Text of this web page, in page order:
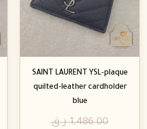
SAINT LAURENT YSL-plaque
quilted-leather cardholder
blue
1,486.00 ر.ق